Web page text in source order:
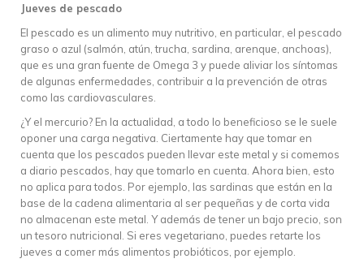
Jueves de pescado
El pescado es un alimento muy nutritivo, en particular, el pescado
graso o azul (salmón, atún, trucha, sardina, arenque, anchoas),
que es una gran fuente de Omega 3 y puede aliviar los síntomas
de algunas enfermedades, contribuir a la prevención de otras
como las cardiovasculares.
¿Y el mercurio? En la actualidad, a todo lo beneficioso se le suele
oponer una carga negativa. Ciertamente hay que tomar en
cuenta que los pescados pueden llevar este metal y si comemos
a diario pescados, hay que tomarlo en cuenta. Ahora bien, esto
no aplica para todos. Por ejemplo, las sardinas que están en la
base de la cadena alimentaria al ser pequeñas y de corta vida
no almacenan este metal. Y además de tener un bajo precio, son
un tesoro nutricional. Si eres vegetariano, puedes retarte los
jueves a comer más alimentos probióticos, por ejemplo.